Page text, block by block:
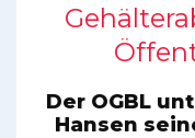
Der OGBL
Hansen